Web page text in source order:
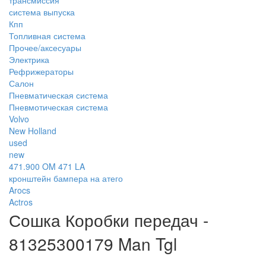
система выпуска
Кпп
Топливная система
Прочее/аксесуары
Электрика
Рефрижераторы
Салон
Пневматическая система
Пневмотическая система
Volvo
New Holland
used
new
471.900 OM 471 LA
кронштейн бампера на атего
Arocs
Actros
Сошка Коробки передач -
81325300179 Man Tgl